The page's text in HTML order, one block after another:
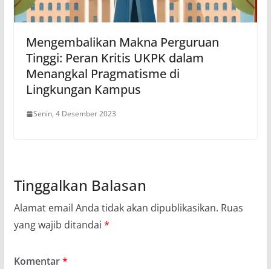
Mengembalikan Makna Perguruan
Tinggi: Peran Kritis UKPK dalam
Menangkal Pragmatisme di
Lingkungan Kampus
Senin, 4 Desember 2023
Tinggalkan Balasan
Alamat email Anda tidak akan dipublikasikan. Ruas
yang wajib ditandai *
Komentar*